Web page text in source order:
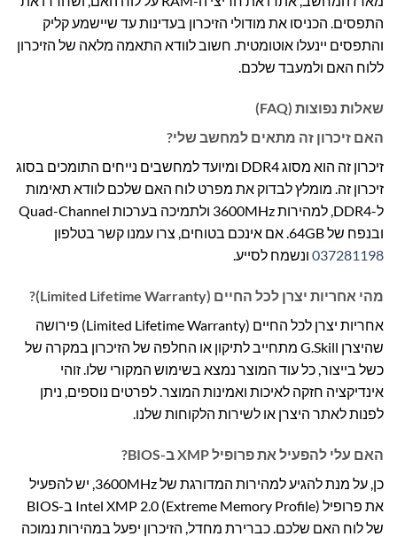
התפסים. הכניסו את מודולי הזיכרון בעדינות עד שיישמע קליק
והתפסים יינעלו אוטומטית. חשוב לוודא התאמה מלאה של הזיכרון
ללוח האם ולמעבד שלכם.
שאלות נפוצות (FAQ)
האם זיכרון זה מתאים למחשב שלי?
זיכרון זה הוא מסוג DDR4 ומיועד למחשבים נייחים התומכים בסוג
זיכרון זה. מומלץ לבדוק את מפרט לוח האם שלכם לוודא תאימות
ל-DDR4, למהירות 3600MHz ולתמיכה בערכות Quad-Channel
ובנפח של 64GB. אם אינכם בטוחים, צרו עמנו קשר בטלפון
037281198 ונשמח לסייע.
מהי אחריות יצרן לכל החיים (Limited Lifetime Warranty)?
אחריות יצרן לכל החיים (Limited Lifetime Warranty) פירושה
שהיצרן G.Skill מתחייב לתיקון או החלפה של הזיכרון במקרה של
כשל בייצור, כל עוד המוצר נמצא בשימוש המקורי שלו. זוהי
אינדיקציה חזקה לאיכות ואמינות המוצר. לפרטים נוספים, ניתן
לפנות לאתר היצרן או לשירות הלקוחות שלנו.
האם עלי להפעיל את פרופיל XMP ב-BIOS?
כן, על מנת להגיע למהירות המדורגת של 3600MHz, יש להפעיל
את פרופיל Intel XMP 2.0 (Extreme Memory Profile) ב-BIOS
של לוח האם שלכם. כברירת מחדל, הזיכרון יפעל במהירות נמוכה